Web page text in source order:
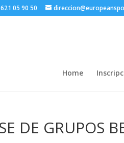
05 90 50
Home
DE GRUPOS